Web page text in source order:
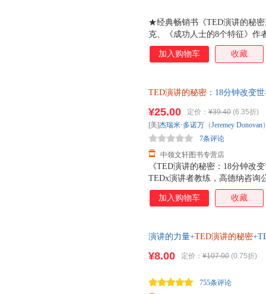
★经典畅销书《TED演讲的秘
克、《成功人士的8个特征》
TEDx大会组织者和演讲者、高
过10000小时演讲练习的经验
打动人心，怎样表达才能快速
不止关于演讲 如何克服讲话时
感人至深的致辞？如何做一场
何在谈判桌上赢得更大筹码？
加入购物车 收藏
TED演讲的秘密 ：18分钟改变
理由退换】
《TED演讲的秘密：18分钟改
TEDx演讲者教练，高德纳咨询
演讲训练的成果全面分享。帮
看和解构数百个TED演讲所需
维码，引领可视化阅读趋势，
TED演讲作为样本展探讨演讲
¥25.00 定价： ¥39.40 (6.35折)
中领文轩图书专营店
7条评论
[美]杰瑞米·多诺万 （Jeremey Donovan
加入购物车 收藏
演讲的力量+TED演讲的秘密
¥8.00 定价： ¥107.00 (0.75折)
755条评论